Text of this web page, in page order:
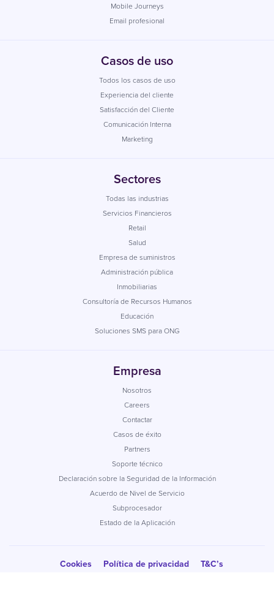
Mobile Journeys
Email profesional
Casos de uso
Todos los casos de uso
Experiencia del cliente
Satisfacción del Cliente
Comunicación Interna
Marketing
Sectores
Todas las industrias
Servicios Financieros
Retail
Salud
Empresa de suministros
Administración pública
Inmobiliarias
Consultoría de Recursos Humanos
Educación
Soluciones SMS para ONG
Empresa
Nosotros
Careers
Contactar
Casos de éxito
Partners
Soporte técnico
Declaración sobre la Seguridad de la Información
Acuerdo de Nivel de Servicio
Subprocesador
Estado de la Aplicación
Cookies Política de privacidad
T&C’s